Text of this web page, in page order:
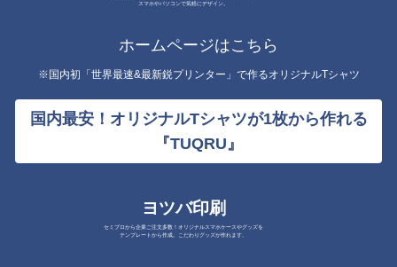
スマホやパソコンで気軽にデザイン。
ホームページはこちら
※国内初「世界最速&最新鋭プリンター」で作るオリジナルTシャツ
国内最安！オリジナルTシャツが1枚から作れる
『TUQRU』
ヨツバ印刷
セミプロから企業ご注文多数！オリジナルスマホケースやグッズを
テンプレートから作成。こだわりグッズが作れます。